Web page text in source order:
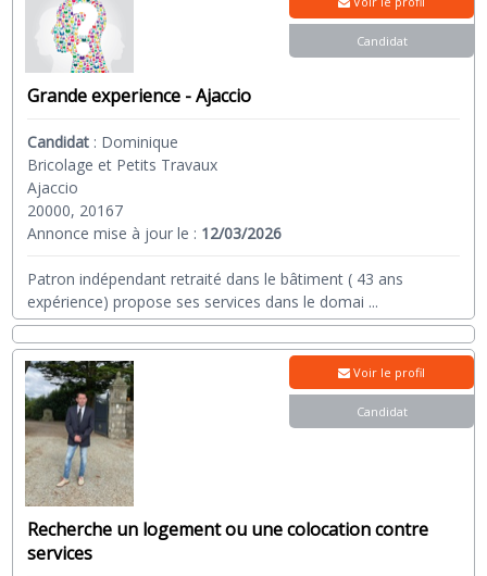
Grande experience - Ajaccio
Candidat : Dominique
Bricolage et Petits Travaux
Ajaccio
20000, 20167
Annonce mise à jour le : 12/03/2026
Patron indépendant retraité dans le bâtiment ( 43 ans
expérience) propose ses services dans le domai ...
Candidat
Recherche un logement ou une colocation contre
services
Voir le profil
Candidat